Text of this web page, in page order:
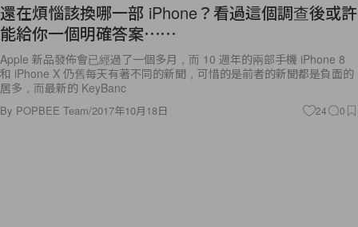
還在煩惱該換哪一部 iPhone？看過這個調查後或許
能給你一個明確答案⋯⋯
Apple 新品發佈會已經過了一個多月，而 10 週年的兩部手機 iPhone 8
和 iPhone X 仍舊每天有著不同的新聞，可惜的是前者的新聞都是負面的
居多，而最新的 KeyBanc
By POPBEE Team/2017年10月18日 24 0